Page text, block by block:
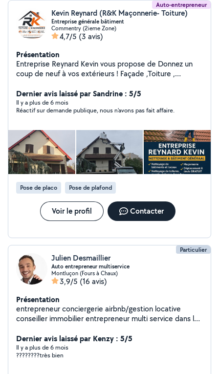
Auto-entrepreneur
Kevin Reynard (R&K Maçonnerie- Toiture)
Entreprise générale bâtiment
Commentry (2ieme Zone)
4,7/5 (3 avis)
Présentation
Entreprise Reynard Kevin vous propose de Donnez un
coup de neuf à vos extérieurs ! Façade ,Toiture ,
offrez-lui une rénovation extérieure complète, solide et
esthétique. Façades comme neuves : ravalement,
enduits, traitement des fissures Toiture impeccable :
Terrasses & allées : dallage béton, pavés, pierres
naturelles Maçonnerie durable : murets, escaliers,
reprises solides, construction. Travail soigné Délais
respectés Devis rapide et gratuit - Matériel
professionnel adapté à chaque type de toit - Produits
anti-mousse et hydrofuges de qualité - Respect des
normes de sécurité -Nettoyage et démoussage de
toitures -Traitement hydrofuge (protection longue
durée) -Nettoyage de gouttières Travaux intérieurs
peinture & Revêtement muraux. Petit travaux de
réponds rapidement à toute demande ! À bientôt,
Dernier avis laissé par Sandrine : 5/5
Il y a plus de 6 mois
Réactif sur demande publique, nous n'avons pas fait affaire.
Pose de placo Pose de plafond
Voir le profil Contacter
Particulier
Julien Desmaillier
Auto entrepreneur multiservice
Montluçon (Fours à Chaux)
3,9/5 (16 avis)
Présentation
entrepreneur conciergerie airbnb/gestion locative
conseiller immobilier entrepreneur multi service dans la
Dernier avis laissé par Kenzy : 5/5
Il y a plus de 6 mois
????????très bien